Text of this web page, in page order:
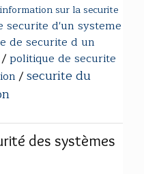
sur la securite
securite d'un systeme
de securite d un
/politique de securite
/securite du
des systèmes